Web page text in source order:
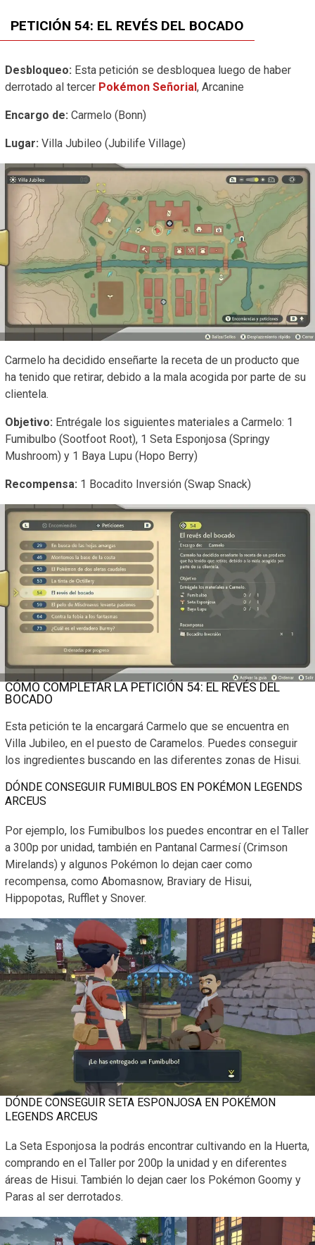
PETICIÓN 54: EL REVÉS DEL BOCADO
Desbloqueo: Esta petición se desbloquea luego de haber
derrotado al tercer Pokémon Señorial , Arcanine
Encargo de: Carmelo (Bonn)
Lugar: Villa Jubileo (Jubilife Village)
Carmelo ha decidido enseñarte la receta de un producto que
ha tenido que retirar, debido a la mala acogida por parte de su
clientela.
Objetivo: Entrégale los siguientes materiales a Carmelo: 1
Fumibulbo (Sootfoot Root), 1 Seta Esponjosa (Springy
Mushroom) y 1 Baya Lupu (Hopo Berry)
Recompensa: 1 Bocadito Inversión (Swap Snack)
CÓMO COMPLETAR LA PETICIÓN 54: EL REVÉS DEL
BOCADO
Esta petición te la encargará Carmelo que se encuentra en
Villa Jubileo, en el puesto de Caramelos. Puedes conseguir
los ingredientes buscando en las diferentes zonas de Hisui.
DÓNDE CONSEGUIR FUMIBULBOS EN POKÉMON LEGENDS
ARCEUS
Por ejemplo, los Fumibulbos los puedes encontrar en el Taller
a 300p por unidad, también en Pantanal Carmesí (Crimson
Mirelands) y algunos Pokémon lo dejan caer como
recompensa, como Abomasnow, Braviary de Hisui,
Hippopotas, Rufflet y Snover.
DÓNDE CONSEGUIR SETA ESPONJOSA EN POKÉMON
LEGENDS ARCEUS
La Seta Esponjosa la podrás encontrar cultivando en la Huerta,
comprando en el Taller por 200p la unidad y en diferentes
áreas de Hisui. También lo dejan caer los Pokémon Goomy y
Paras al ser derrotados.